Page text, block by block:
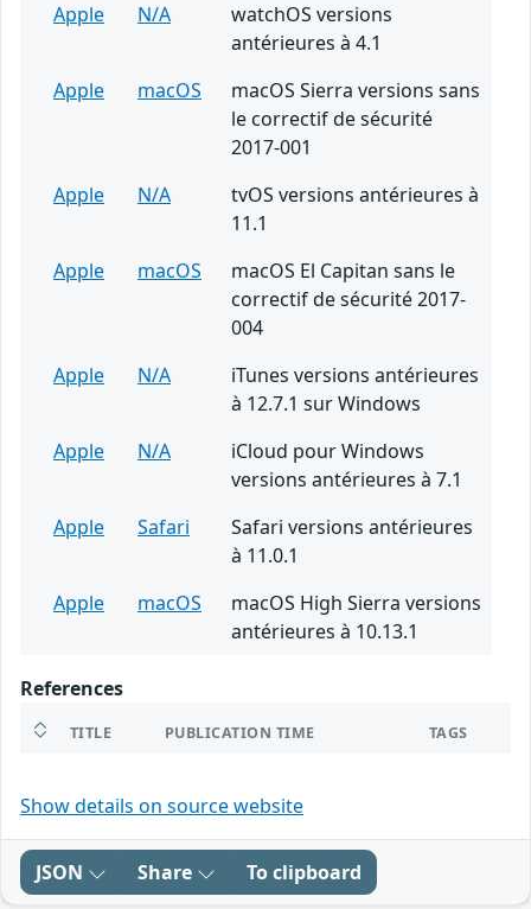
Apple
N/A
watchOS versions
antérieures à 4.1
Apple
macOS
macOS Sierra versions sans
le correctif de sécurité
2017-001
Apple
N/A
tvOS versions antérieures à
11.1
Apple
macOS
macOS El Capitan sans le
correctif de sécurité 2017-
004
Apple
N/A
iTunes versions antérieures
à 12.7.1 sur Windows
Apple
N/A
iCloud pour Windows
versions antérieures à 7.1
Apple
Safari
Safari versions antérieures
à 11.0.1
Apple
macOS
macOS High Sierra versions
antérieures à 10.13.1
References
TITLE PUBLICATION TIME TAGS
Show details on source website
JSON Share To clipboard